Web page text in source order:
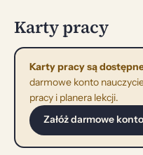
Karty pracy
Karty pracy są
darmowe konto
pracy i planera lekcji.
Załóż darmowe konto